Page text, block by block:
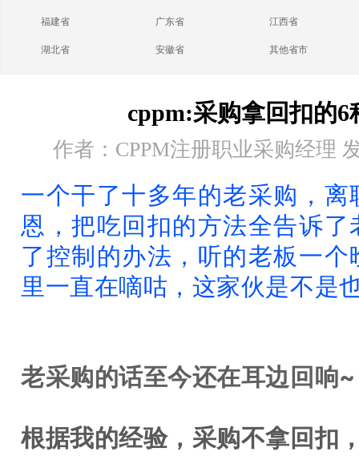
福建省 广东省 江西省
湖北省 安徽省 其他省市
cppm:采购拿回扣的6
作者：CPPM注册职业采购经理
一个干了十多年的老采购，
恩，把吃回扣的方法全告诉
了控制的办法，听的老板一
里一直在嘀咕，这家伙是不是
老采购的话至今还在耳边回响~
根据我的经验，采购不拿回扣